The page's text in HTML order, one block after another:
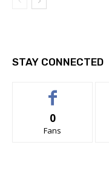
STAY CONNECTED
0
Fans